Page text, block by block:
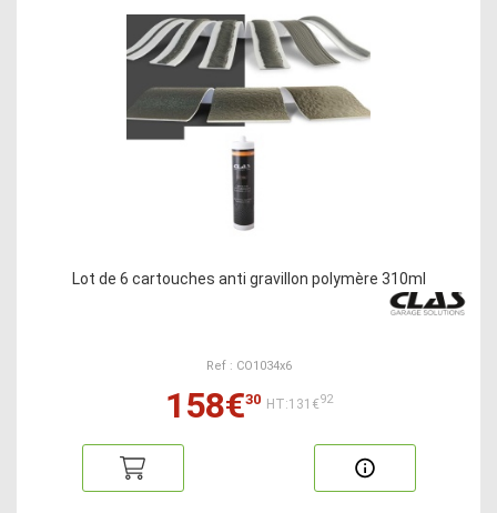
Lot de 6 cartouches anti gravillon polymère 310ml
Ref : CO1034x6
158€30 HT:131€92